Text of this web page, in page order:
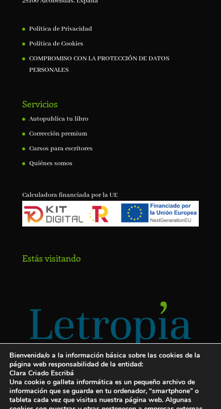
Política de Privacidad
Política de Cookies
COMPROMISO CON LA PROTECCIÓN DE DATOS
PERSONALES
Servicios
Autopublica tu libro
Corrección premium
Cursos para escritores
Quiénes somos
Calculadora financiada por la UE
Estás visitando
Bienvenida/o a la información básica sobre las cookies de la
página web responsabilidad de la entidad:
Clara Criado Escribá
Una cookie o galleta informática es un pequeño archivo de
información que se guarda en tu ordenador, “smartphone” o
tableta cada vez que visitas nuestra página web. Algunas